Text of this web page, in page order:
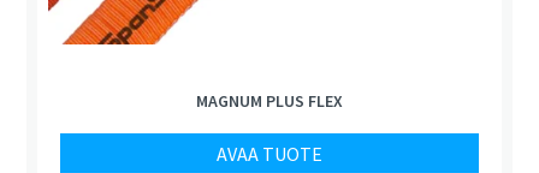
MAGNUM PLUS FLEX
AVAA TUOTE